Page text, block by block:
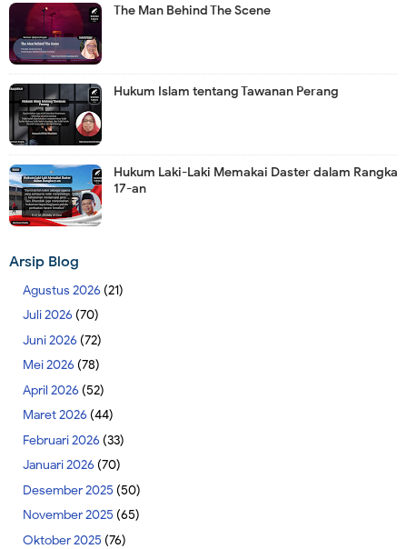
The Man Behind The Scene
Hukum Islam tentang Tawanan Perang
Hukum Laki-Laki Memakai Daster dalam Rangka
17-an
Arsip Blog
Agustus 2026 (21)
Juli 2026 (70)
Juni 2026 (72)
Mei 2026 (78)
April 2026 (52)
Maret 2026 (44)
Februari 2026 (33)
Januari 2026 (70)
Desember 2025 (50)
November 2025 (65)
Oktober 2025 (76)